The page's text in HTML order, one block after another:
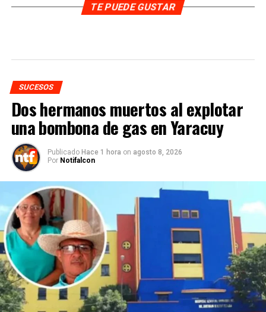
TE PUEDE GUSTAR
SUCESOS
Dos hermanos muertos al explotar
una bombona de gas en Yaracuy
Publicado Hace 1 hora on agosto 8, 2026
Por Notifalcon